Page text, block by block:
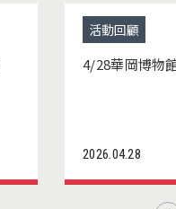
活動回顧
4/28華岡博物
2026.04.28